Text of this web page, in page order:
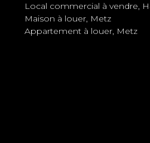
Local commercial à vendre,
Maison à louer, Metz
Appartement à louer, Metz